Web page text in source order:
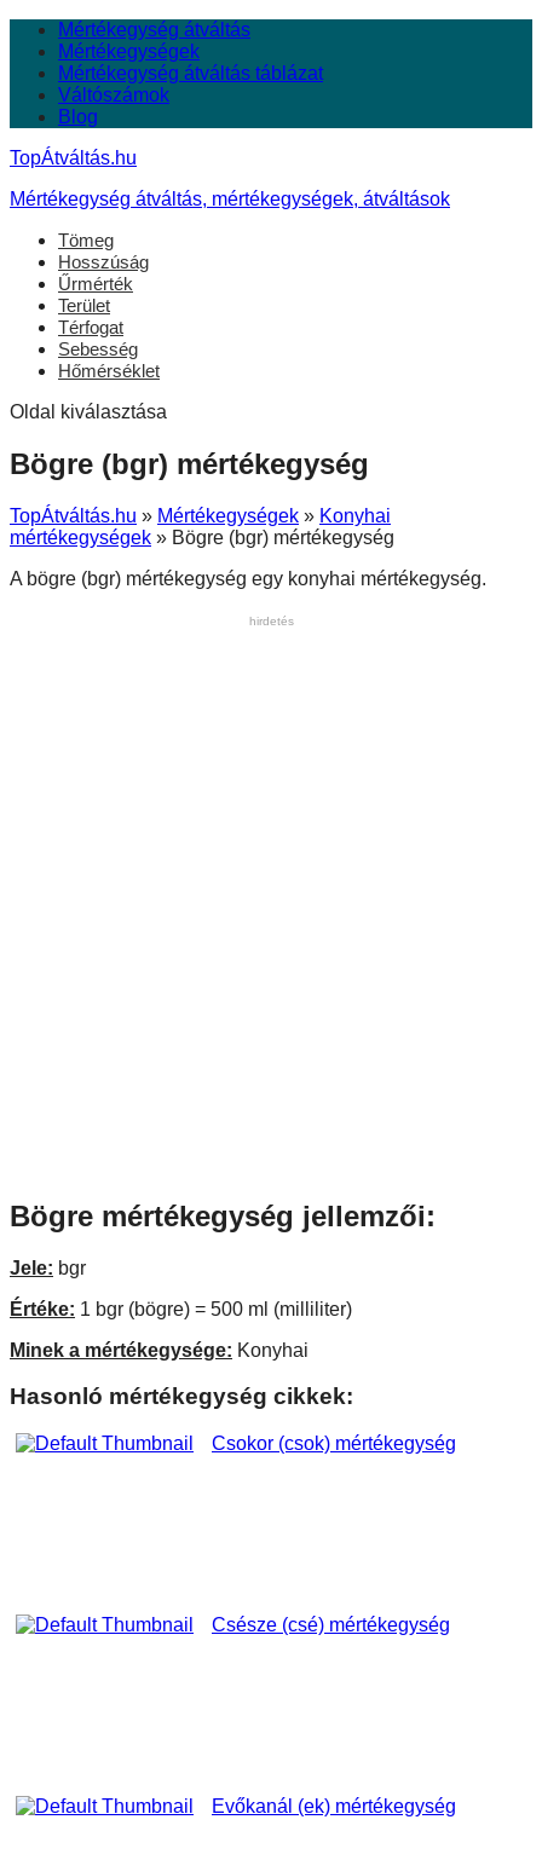
Mértékegység átváltás
Mértékegységek
Mértékegység átváltás táblázat
Váltószámok
Blog
TopÁtváltás.hu
Mértékegység átváltás, mértékegységek, átváltások
Tömeg
Hosszúság
Űrmérték
Terület
Térfogat
Sebesség
Hőmérséklet
Oldal kiválasztása
Bögre (bgr) mértékegység
TopÁtváltás.hu » Mértékegységek » Konyhai
mértékegységek » Bögre (bgr) mértékegység
A bögre (bgr) mértékegység egy konyhai mértékegység.
hirdetés
Bögre mértékegység jellemzői:
Jele: bgr
Értéke: 1 bgr (bögre) = 500 ml (milliliter)
Minek a mértékegysége: Konyhai
Hasonló mértékegység cikkek:
Csokor (csok) mértékegység
Csésze (csé) mértékegység
Evőkanál (ek) mértékegység